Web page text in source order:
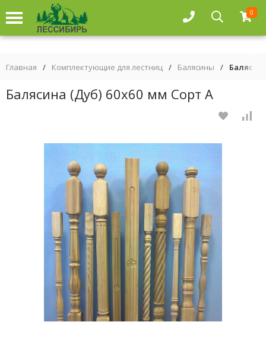
0
Главная / Комплектующие для лестниц / Балясины /
Балясина (Дуб) 60х60 мм Сорт А